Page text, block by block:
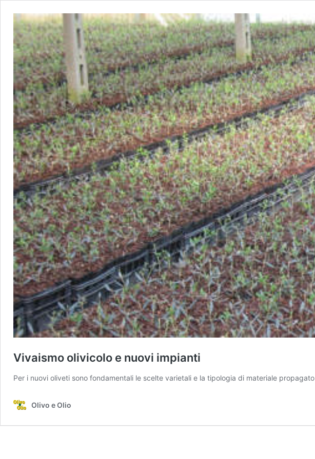
Vivaismo olivicolo e nuovi impianti
Per i nuovi oliveti sono fondamentali le scelte varietali e la tipologia di materiale propagato
Olivo e Olio